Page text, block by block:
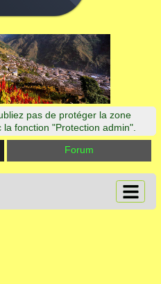
pas de protéger la zone
la fonction "Protection admin".
Forum